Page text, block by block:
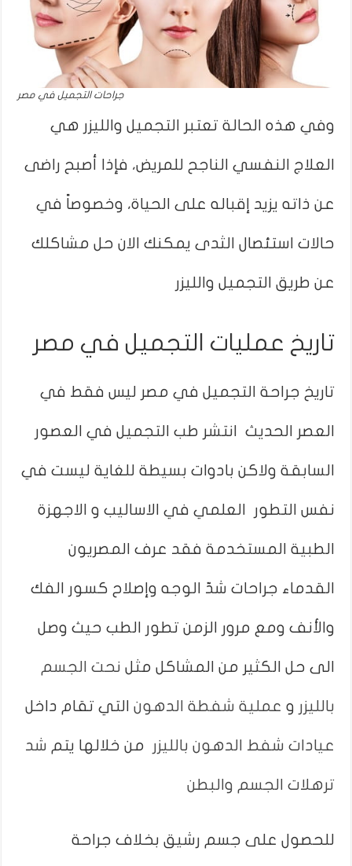
جراحات التجميل في مصر
وفي هذه الحالة تعتبر التجميل والليزر هي
العلاج النفسي الناجح للمريض، فإذا أصبح راضى
عن ذاته يزيد إقباله على الحياة، وخصوصاً في
حالات استئصال الثدى يمكنك الان حل مشاكلك
عن طريق التجميل والليزر
تاريخ عمليات التجميل في مصر
تاريخ جراحة التجميل في مصر ليس فقط في
العصر الحديث انتشر طب التجميل في العصور
السابقة ولاكن بادوات بسيطة للغاية ليست في
نفس التطور العلمي في الاساليب و الاجهزة
الطبية المستخدمة فقد عرف المصريون
القدماء جراحات شدّ الوجه وإصلاح كسور الفك
والأنف ومع مرور الزمن تطور الطب حيث وصل
الى حل الكثير من المشاكل مثل نحت الجسم
بالليزر و عملية شفطة الدهون التي تقام داخل
عيادات شفط الدهون بالليزر من خلالها يتم شد
ترهلات الجسم والبطن
للحصول على جسم رشيق بخلاف جراحة